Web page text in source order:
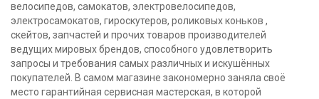
велосипедов, самокатов, электровелосипедов,
электросамокатов, гироскутеров, роликовых коньков ,
скейтов, запчастей и прочих товаров производителей
ведущих мировых брендов, способного удовлетворить
запросы и требования самых различных и искушённых
покупателей. В самом магазине закономерно заняла своё
место гарантийная сервисная мастерская, в которой